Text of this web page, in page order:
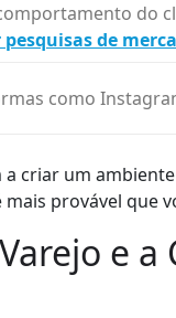
do
de
como
criar um
provável que
e